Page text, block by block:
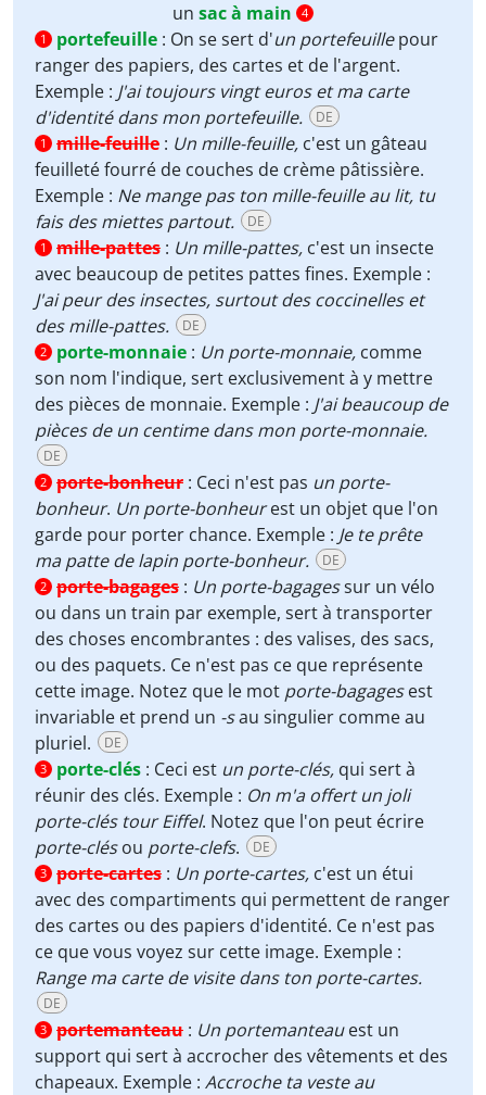
un sac à main
4
1
portefeuille : On se sert d'un portefeuillepour
ranger des papiers, des cartes et de l'argent.
Exemple : J'ai toujours vingt euros et ma carte
d'identité dans mon portefeuille.
DE
1 mille-feuille : Un mille-feuille, c'est un gâteau
feuilleté fourré de couches de crème pâtissière.
Exemple : Ne mange pas ton mille-feuille au lit, tu
fais des miettes partout.
DE
1 mille-pattes : Un mille-pattes, c'est un insecte
avec beaucoup de petites pattes fines. Exemple :
J'ai peur des insectes, surtout des coccinelles et
des mille-pattes.
DE
2 porte-monnaie : Un porte-monnaie, comme
son nom l'indique, sert exclusivement à y mettre
des pièces de monnaie. Exemple : J'ai beaucoup de
pièces de un centime dans mon porte-monnaie.
DE
2 porte-bonheur : Ceci n'est pas un porte-
bonheur. Un porte-bonheurest un objet que l'on
garde pour porter chance. Exemple : Je te prête
ma patte de lapin porte-bonheur.
DE
2 porte-bagages : Un porte-bagagessur un vélo
ou dans un train par exemple, sert à transporter
des choses encombrantes : des valises, des sacs,
ou des paquets. Ce n'est pas ce que représente
cette image. Notez que le mot porte-bagagesest
invariable et prend un -sau singulier comme au
pluriel.
DE
3 porte-clés : Ceci est un porte-clés, qui sert à
réunir des clés. Exemple : On m'a offert un joli
porte-clés tour Eiffel. Notez que l'on peut écrire
porte-clésou porte-clefs. DE
3 porte-cartes : Un porte-cartes, c'est un étui
avec des compartiments qui permettent de ranger
des cartes ou des papiers d'identité. Ce n'est pas
ce que vous voyez sur cette image. Exemple :
Range ma carte de visite dans ton porte-cartes.
DE
3 portemanteau : Un portemanteauest un
support qui sert à accrocher des vêtements et des
chapeaux. Exemple : Accroche ta veste au